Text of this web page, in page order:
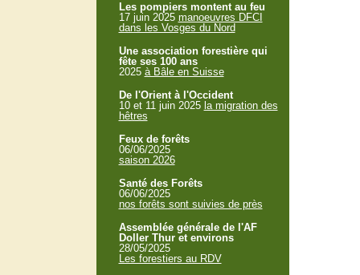
Les pompiers montent au feu
17 juin 2025 manoeuvres DFCI
dans les Vosges du Nord
Une association forestière qui
fête ses 100 ans
2025 à Bâle en Suisse
De l'Orient à l'Occident
10 et 11 juin 2025 la migration des
hêtres
Feux de forêts
06/06/2025
saison 2026
Santé des Forêts
06/06/2025
nos forêts sont suivies de près
Assemblée générale de l'AF
Doller Thur et environs
28/05/2025
Les forestiers au RDV